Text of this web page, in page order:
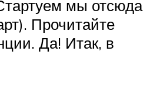
мы отсюда
Прочитайте
Да! Итак, в